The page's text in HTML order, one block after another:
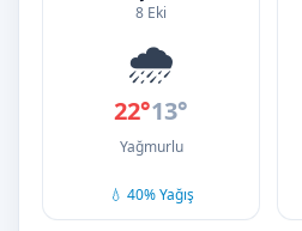
8 Eki
🌧️
22°13°
Yağmurlu
💧 40% Yağış